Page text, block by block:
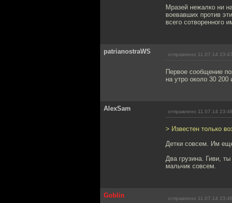
Мразей нежалко ни
воевавших против
всего сотворенного
patrianostraWS отправлено 11.07.14 23:47
Первое сообщение
на утро около 30 200
AlexSam отправлено 11.07.14 23:48
> Известен только
Детки совсем. Им
Два грузина. Гиви,
мальчик совсем.
Goblin отправлено 11.07.14 23:48